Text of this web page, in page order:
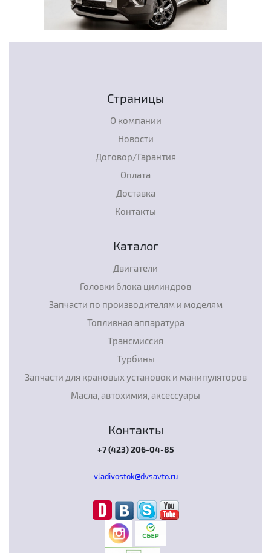
Страницы
О компании
Новости
Договор/Гарантия
Оплата
Доставка
Контакты
Каталог
Двигатели
Головки блока цилиндров
Запчасти по производителям и моделям
Топливная аппаратура
Трансмиссия
Турбины
Запчасти для крановых установок и манипуляторов
Масла, автохимия, аксессуары
Контакты
+7 (423) 206-04-85
vladivostok@dvsavto.ru